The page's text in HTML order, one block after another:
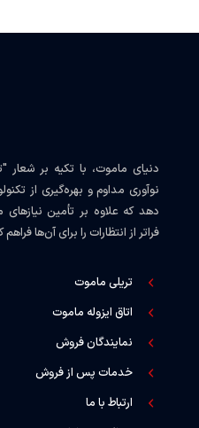
دنیای ماموت، با تکیه بر شعار
نوآوری مداوم و بهره‌گیری از
دهد که علاوه بر تأمین
فراتر از انتظارات را برای آن‌ها فراهم
تریلی ماموت
اتاق ایزوله ماموت
نمایندگان فروش
خدمات پس از فروش
ارتباط با ما